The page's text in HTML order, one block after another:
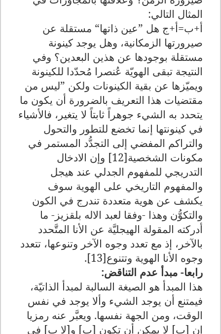
المثال التالي:
أ+ب=أ+ج هل ”عين ذاتها“ مستقلة عن
صيرورتها الزمكانية، وهل يوجد كينونة
مستقلة بوجودها عن هذين البعدين؟ وفي
النتيجة تبقى الهويّة عُنصرا مُحدّدا للكينونة
ويميّزها عن بقية الكينونات ولكن ”ليس من
مقتضيات هذا التعريف بالضرورة أن يكون ما
يتحدد به الشيء جوهراً ثابتاً لا يتغير، فالأشياء
في كينونتها إنما تخضع للتطور والتحول
والتراكم المفضي إلى التجدُّد المستمر في
مكونات الشخصية[12] وإن الادخال
التدريجي للمفهوم الجدلي عند هيجل
والمفهوم التاريخي على الهوية سوف
يكشف عن هوية متعددة تندرج في الكون
والتكوُّن وهذا -وفقا لعبد الاله بلقزيز- ما
أدركته المقولة الهيجليَّة عن الأنا المتَّحدد
بالآخر، إذ مع تعدد وجوه الآخر وتنوعها، تتعدد
وجوه الأنا الهوية وتتنوع[13]
.
رابعا- مبدأ عدم التناقض:
هذا المبدأ هو الصيغة السالبة لمبدأ الذاتيّة،
فيمتنع أن يوجد الشيء وألا يوجد في نفس
الوقت، ومن الجهة نفسها. ويعبَّر عنه رمزيا
إن [ب] لا يمكن أن تكون [ب] و[لا ب] في